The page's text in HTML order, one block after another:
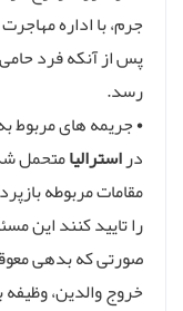
جرم، با اداره
پس از آنکه فرد
رسد.
• جریمه های مربوط
دراسترالیامتحمل
مقامات مربوطه
را تایید کنند این
صورتی که بدهی
خروج والدین،